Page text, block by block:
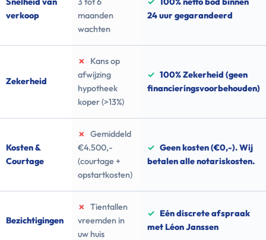
verkoop
maanden
wachten
24 uur gegarandeerd
Zekerheid
✗
Kans op
afwijzing
hypotheek
koper (>13%)
✓ 100% Zekerheid (geen
financieringsvoorbehouden)
Kosten &
Courtage
✗
Gemiddeld
€4.500,-
(courtage +
opstartkosten)
✓ Geen kosten (€0,-). Wij
betalen alle notariskosten.
Bezichtigingen
✗
Tientallen
vreemden in
uw huis
✓ Eén discrete afspraak
met Léon Janssen